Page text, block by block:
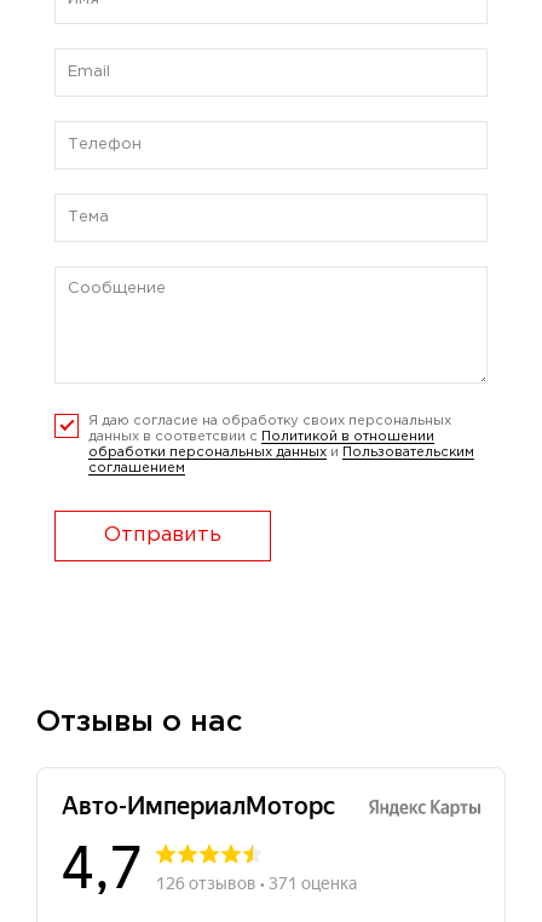
Я даю согласие на обработку своих персональных
данных в соответсвии с
Политикой в отношении
обработки персональных данных и
Пользовательским
соглашением
Отправить
Отзывы о нас